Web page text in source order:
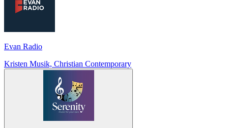
Evan Radio
Kristen Musik, Christian Contemporary